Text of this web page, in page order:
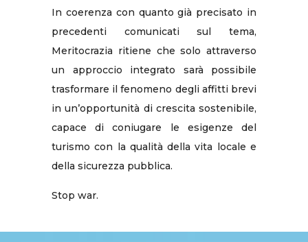
In coerenza con quanto già precisato in
precedenti comunicati sul tema,
Meritocrazia ritiene che solo attraverso
un approccio integrato sarà possibile
trasformare il fenomeno degli affitti brevi
in un’opportunità di crescita sostenibile,
capace di coniugare le esigenze del
turismo con la qualità della vita locale e
della sicurezza pubblica.
Stop war.